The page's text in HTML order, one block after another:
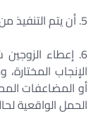
5. أن يتم التنفيذ من قبل أطباء مرخصين في هذا المجال.
6. إعطاء
الإنجاب
أو المضاعفات
الحمل الواقعية